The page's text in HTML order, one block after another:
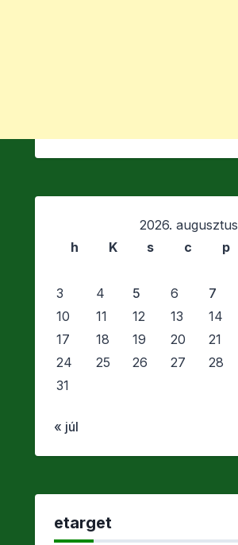
2026. augusztus
h
K s c p
3
4 5 6 7
10
11 12 13 14
17
18 19 20 21
24
25 26 27 28
31
« júl
etarget